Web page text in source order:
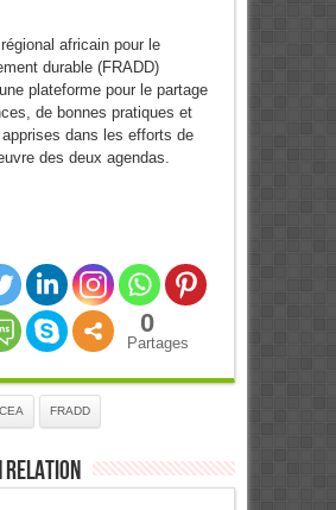
régional africain pour le
durable (FRADD)
plateforme pour le partage
de bonnes pratiques et
dans les efforts de
des deux agendas.
0
Partages
CEA FRADD
relation